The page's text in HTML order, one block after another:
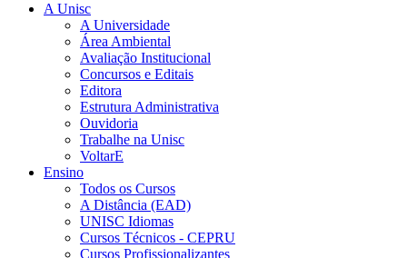
A Unisc
A Universidade
Área Ambiental
Avaliação Institucional
Concursos e Editais
Editora
Estrutura Administrativa
Ouvidoria
Trabalhe na Unisc
VoltarE
Ensino
Todos os Cursos
A Distância (EAD)
UNISC Idiomas
Cursos Técnicos - CEPRU
Cursos Profissionalizantes